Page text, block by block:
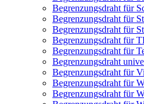
Begrenzungsdraht für
Begrenzungsdraht für
Begrenzungsdraht für
Begrenzungsdraht für
Begrenzungsdraht für
Begrenzungsdraht
Begrenzungsdraht für
Begrenzungsdraht für
Begrenzungsdraht für